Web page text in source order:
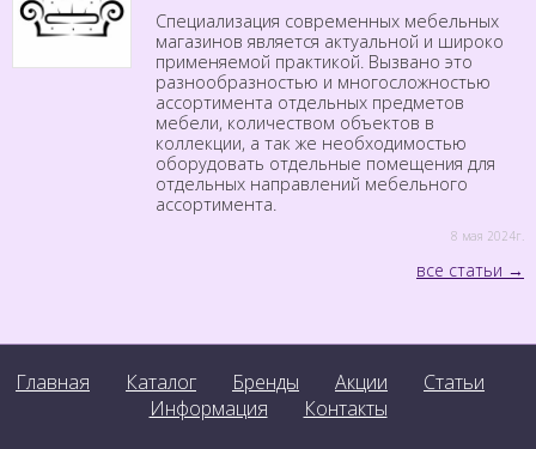
Специализация современных мебельных
магазинов является актуальной и широко
применяемой практикой. Вызвано это
разнообразностью и многосложностью
ассортимента отдельных предметов
мебели, количеством объектов в
коллекции, а так же необходимостью
оборудовать отдельные помещения для
отдельных направлений мебельного
ассортимента.
8 мая 2024г.
все статьи
Главная Каталог Бренды Акции
Статьи
Информация
Контакты